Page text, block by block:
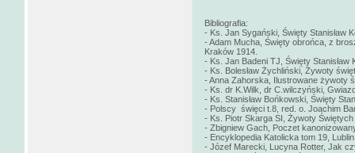
Bibliografia:
- Ks. Jan Sygański, Święty Stanisław
- Adam Mucha, Święty obrońca, z
Kraków 1914.
- Ks. Jan Badeni TJ, Święty Stanisław
- Ks. Bolesław Żychliński, Żywoty
- Anna Zahorska, Ilustrowane żywoty
- Ks. dr K.Wilk, dr C.wilczyński,
- Ks. Stanisław Bońkowski, Święty
- Polscy święci t.8, red. o. Joachim
- Ks. Piotr Skarga SI, Żywoty
- Zbigniew Gach, Poczet
- Encyklopedia Katolicka tom 19,
- Józef Marecki, Lucyna Rotter, Jak